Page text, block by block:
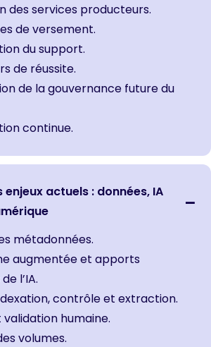
des services producteurs.
de versement.
du support.
de réussite.
de la gouvernance future du
continue.
enjeux actuels : données, IA
métadonnées.
augmentée et apports
l’IA.
contrôle et extraction.
validation humaine.
volumes.